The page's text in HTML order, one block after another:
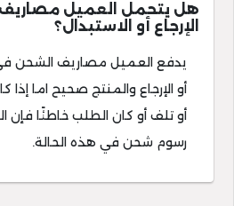
هل يتحمل العميل
الإرجاع أو الاستبدال؟
يدفع العميل مصاريف الشحن في
أو الإرجاع والمنتج صحيح اما إذا
أو تلف أو كان الطلب خاطئًا فإن
رسوم شحن في هذه الحالة.